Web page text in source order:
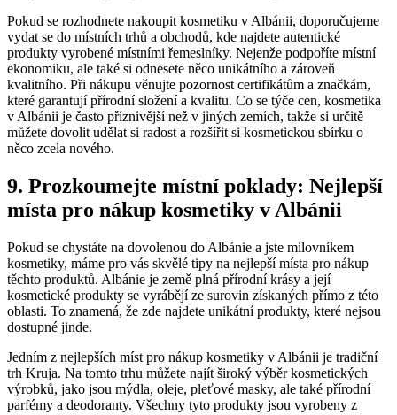
Pokud⁣ se rozhodnete nakoupit kosmetiku ‍v Albánii, doporučujeme
vydat​ se do místních‍ trhů a ‍obchodů, kde najdete autentické
produkty vyrobené ​místními ‌řemeslníky.⁢ Nejenže podpoříte místní
ekonomiku, ale také⁤ si odnesete něco unikátního a zároveň
kvalitního. Při‍ nákupu věnujte‌ pozornost ​certifikátům a značkám,
‌které ​garantují přírodní složení a⁣ kvalitu. ​Co ⁤se týče‍ cen, kosmetika
v Albánii je často příznivější než ‌v jiných zemích, takže si určitě
můžete​ dovolit udělat si radost a ⁢rozšířit si kosmetickou⁣ sbírku o
něco zcela nového.
9. Prozkoumejte místní poklady: ⁣Nejlepší
místa pro nákup kosmetiky⁤ v Albánii
Pokud⁤ se chystáte na dovolenou​ do Albánie ​a⁣ jste milovníkem
kosmetiky, máme‍ pro vás skvělé ‍tipy na ⁤nejlepší místa pro nákup
těchto produktů. Albánie⁤ je země⁢ plná přírodní ⁣krásy ⁢a její
kosmetické produkty se vyrábějí ze surovin získaných přímo z této
oblasti. To znamená, že⁢ zde​ najdete unikátní produkty, které⁣ nejsou
dostupné jinde.
Jedním z⁤ nejlepších míst pro nákup‌ kosmetiky‌ v Albánii je tradiční
trh ⁣Kruja. Na tomto trhu můžete​ najít široký⁤ výběr kosmetických
⁣výrobků,‌ jako jsou mýdla, oleje, ⁢pleťové ⁤masky, ale⁢ také ⁢přírodní‌
parfémy a ‌deodoranty. Všechny tyto ‍produkty jsou vyrobeny z